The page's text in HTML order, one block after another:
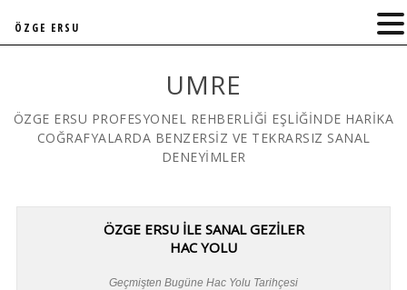
UMRE
ÖZGE ERSU PROFESYONEL REHBERLİĞİ EŞLİĞİNDE HARİKA
COĞRAFYALARDA BENZERSİZ VE TEKRARSIZ SANAL
DENEYİMLER
ÖZGE ERSU İLE SANAL GEZİLER
HAC YOLU
Geçmişten Bugüne Hac Yolu Tarihçesi
ÖZGE ERSU